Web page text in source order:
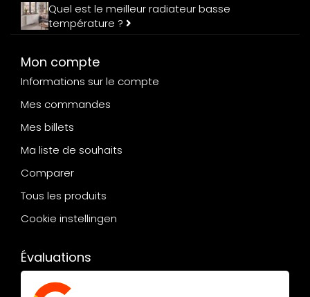
Quel est le meilleur radiateur basse
température ?
Mon compte
Informations sur le compte
Mes commandes
Mes billets
Ma liste de souhaits
Comparer
Tous les produits
Cookie instellingen
Évaluations